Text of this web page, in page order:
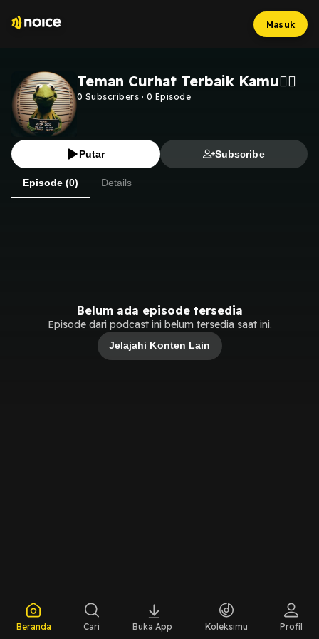
Masuk
Teman Curhat Terbaik Kamu✌🏻
0 Subscribers · 0 Episode
Putar Subscribe
Episode (0) Details
Belum ada episode tersedia
Episode dari podcast ini belum tersedia saat ini.
Jelajahi Konten Lain
Beranda Cari Buka App Koleksimu Profil